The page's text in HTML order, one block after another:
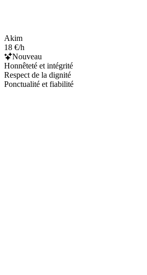
Akim
18 €/h
Nouveau
Honnêteté et intégrité
Respect de la dignité
Ponctualité et fiabilité